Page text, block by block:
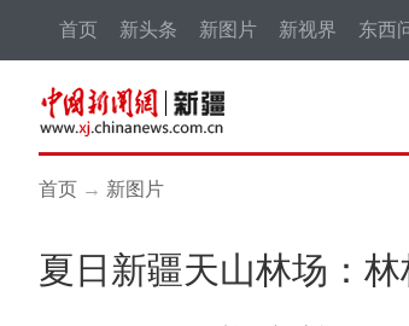
首页 新头条 新图片 新视界 东西
首页 → 新图片
夏日新疆天山林场：